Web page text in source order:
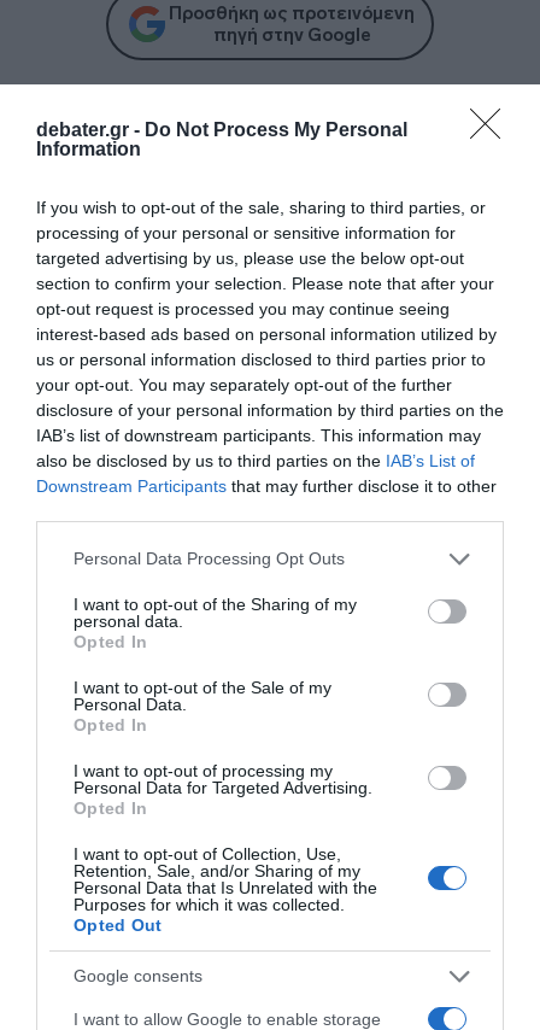
debater.gr - Do Not Process My Personal
Information
If you wish to opt-out of the sale, sharing to third parties, or
processing of your personal or sensitive information for
targeted advertising by us, please use the below opt-out
section to confirm your selection. Please note that after your
opt-out request is processed you may continue seeing
interest-based ads based on personal information utilized by
us or personal information disclosed to third parties prior to
your opt-out. You may separately opt-out of the further
disclosure of your personal information by third parties on the
IAB’s list of downstream participants. This information may
also be disclosed by us to third parties on the IAB’s List of
Downstream Participants that may further disclose it to other
Please note that this website/app uses one or more Google
not limited to your visit or usage behaviour. You may click to
grant or deny consent to Google and its third-party tags to
use your data for below specified purposes in below Google
consent section.
Personal Data Processing Opt Outs
I want to opt-out of the Sharing of my
personal data.
Opted In
I want to opt-out of the Sale of my
Personal Data.
Opted In
I want to opt-out of processing my
Personal Data for Targeted Advertising.
Opted In
I want to opt-out of Collection, Use,
Retention, Sale, and/or Sharing of my
Personal Data that Is Unrelated with the
Purposes for which it was collected.
Opted Out
Google consents
I want to allow Google to enable storage
Προσθήκη ως προτεινόμενη
πηγή στην Google
Ειδήσεις σήμερα
Στενών του Ορμούζ έως ότου οι ΗΠΑ
αποδεχθούν “όλους” τους όρους της
Ιός Δυτικού Νείλου: Έξι θάνατοι τις
τελευταίες ημέρες – Στην Αττική τα
περισσότερα κρούσματα
ΠΑΣΟΚ: Η «Εστία» ανάλωσε τη μισή ύλη
της για να μην πει απολύτως τίποτα και να
επαναλάβει το φαντασιόπληκτο ρεπορτάζ
της
ανήλικη στο σπίτι του – Την έσωσαν οι
φωνές της
Ακολούθησε το debater.gr στο
Google News
και μάθετε πρώτοι όλες τις ειδήσεις
Share Tweet
ALLOU FUN PARK
ΔΙΑΦΗΜΙΣΗ